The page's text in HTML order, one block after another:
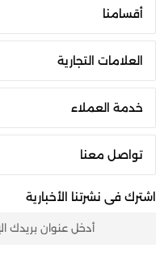
أقسامنا
العلامات التجارية
خدمة العملاء
تواصل معنا
اشترك فى نشرتنا الأخبارية